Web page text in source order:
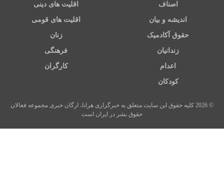
اصناف اقلیت های دینی
اندیشه و بیان اقلیت های قومی
حقوق آکادمیک زنان
زندانیان فرهنگی
اعدام کارگران
کودکان
© 2026 کلیه حقوق این سایت متعلق به خبرگزاری هرانا، ارگان خبری مجموعه فعالان
حقوق بشر در ایران است